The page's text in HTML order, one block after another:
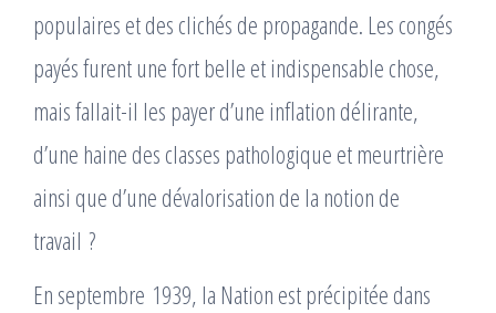
populaires et des clichés de propagande. Les congés
payés furent une fort belle et indispensable chose,
mais fallait-il les payer d’une inflation délirante,
d’une haine des classes pathologique et meurtrière
ainsi que d’une dévalorisation de la notion de
travail ?
En septembre 1939, la Nation est précipitée dans